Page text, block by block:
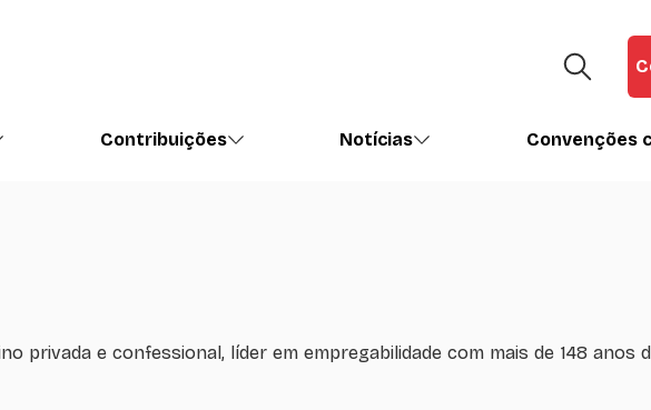
Contribuições Notícias Convenções
privada e confessional, líder em empregabilidade com mais de 148 anos